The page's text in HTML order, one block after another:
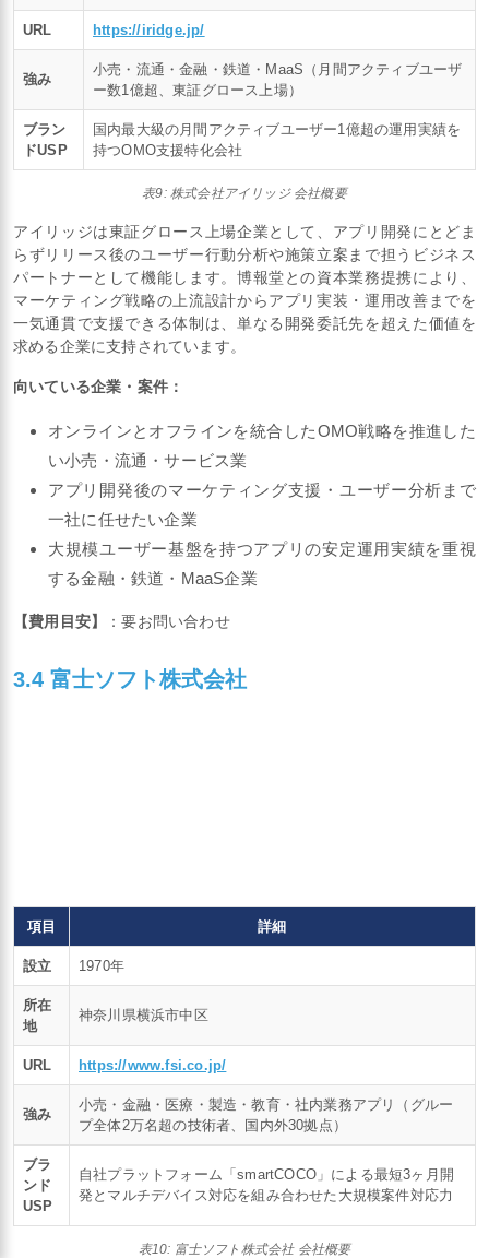
設立 2008年8月
所在地 東京都港区麻布台1-11-9 BPRプレイス神谷町10F
URL https://iridge.jp/
強み
小売・流通・金融・鉄道・MaaS（月間アクティブユーザ
ー数1億超、東証グロース上場）
国内最大級の月間アクティブユーザー1億超の運用実績を
表9: 株式会社アイリッジ 会社概要
アイリッジは東証グロース上場企業として、アプリ開発にとどま
らずリリース後のユーザー行動分析や施策立案まで担うビジネス
パートナーとして機能します。博報堂との資本業務提携により、
一気通貫で支援できる体制は、単なる開発委託先を超えた価値を
オンラインとオフラインを統合したOMO戦略を推進した
い小売・流通・サービス業
アプリ開発後のマーケティング支援・ユーザー分析まで
一社に任せたい企業
大規模ユーザー基盤を持つアプリの安定運用実績を重視
【費用目安】：要お問い合わせ
項目 詳細
設立 1970年
所在
地
神奈川県横浜市中区
URL https://www.fsi.co.jp/
強み
小売・金融・医療・製造・教育・社内業務アプリ（グルー
プ全体2万名超の技術者、国内外30拠点）
ブラ